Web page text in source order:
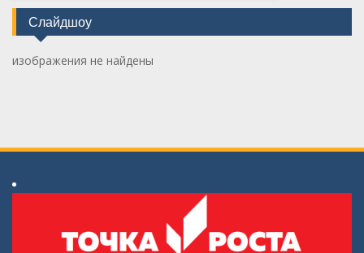
Слайдшоу
изображения не найдены